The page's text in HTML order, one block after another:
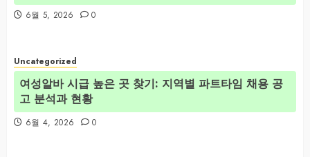
6월 5, 2026 0
Uncategorized
여성알바 시급 높은 곳 찾기: 지역별 파트타임 채용 공
고 분석과 현황
6월 4, 2026 0